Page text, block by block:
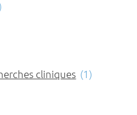
cliniques (1)